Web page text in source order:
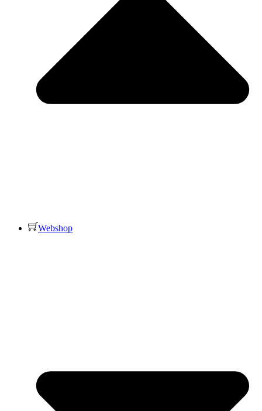
Webshop